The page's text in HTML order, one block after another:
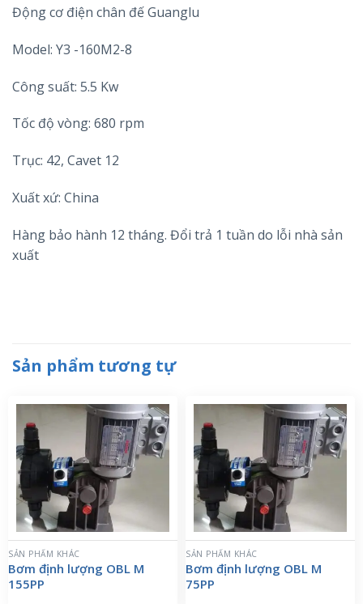
Động cơ điện chân đế Guanglu
Model: Y3 -160M2-8
Công suất: 5.5 Kw
Tốc độ vòng: 680 rpm
Trục: 42, Cavet 12
Xuất xứ: China
Hàng bảo hành 12 tháng. Đổi trả 1 tuần do lỗi nhà sản
xuất
Sản phẩm tương tự
SẢN PHẨM KHÁC
Bơm định lượng OBL M
155PP
SẢN PHẨM KHÁC
Bơm định lượng OBL M
75PP